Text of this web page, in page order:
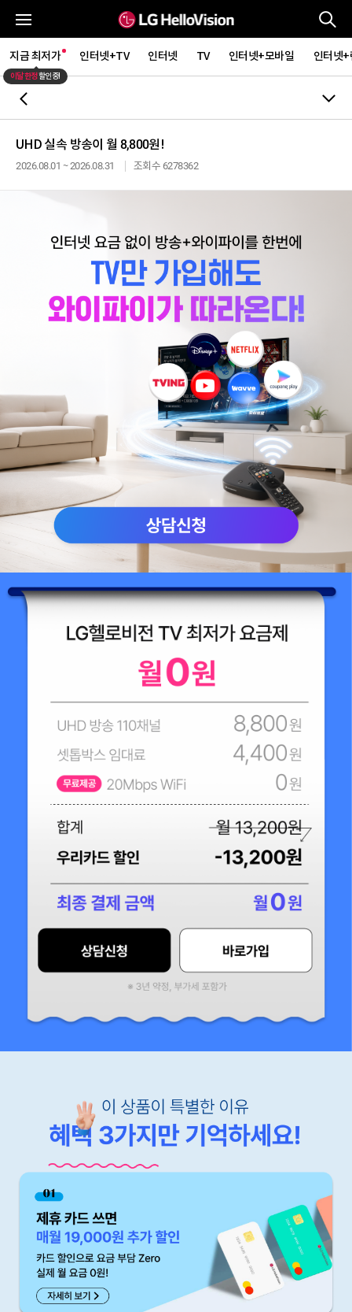
지금 최저가 인터넷+TV 인터넷 TV 인터넷+모바일 인터넷+
이달 한정할인중!
UHD 실속 방송이 월 8,800원!
2026.08.01 ~ 2026.08.31 조회수 6278362